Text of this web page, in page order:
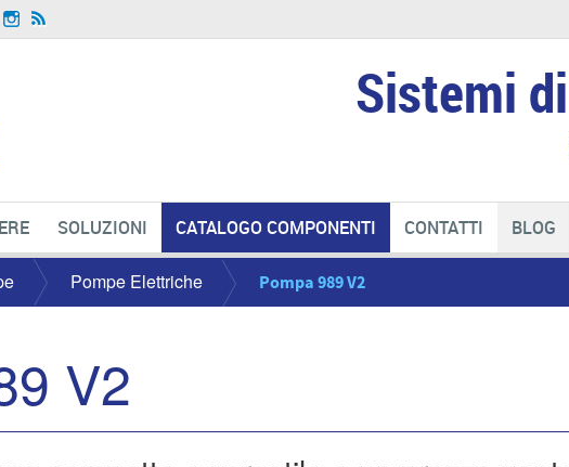
Sistemi
SOLUZIONI CATALOGO COMPONENTI CONTATTI BLOG
Pompe Elettriche Pompa 989 V2
V2